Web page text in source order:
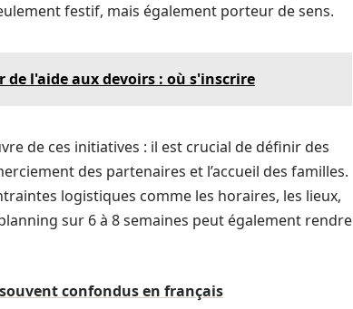
festif, mais également porteur de sens.
de l'aide aux devoirs : où s'inscrire
de ces initiatives : il est crucial de définir des
des partenaires et l’accueil des familles.
logistiques comme les horaires, les lieux,
sur 6 à 8 semaines peut également rendre
confondus en français